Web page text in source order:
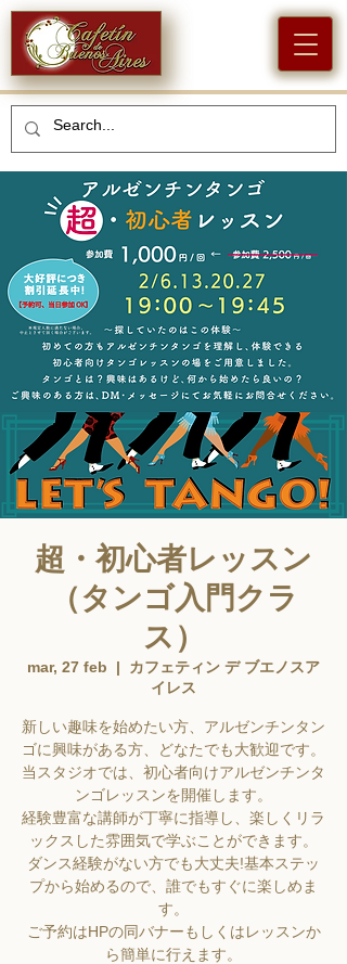
超・初心者レッスン
（タンゴ入門クラ
ス）
mar, 27 feb
  |
カフェティン デ ブエノスア
イレス
新しい趣味を始めたい方、アルゼンチンタン
ゴに興味がある方、どなたでも大歓迎です。
当スタジオでは、初心者向けアルゼンチンタ
ンゴレッスンを開催します。
経験豊富な講師が丁寧に指導し、楽しくリラ
ックスした雰囲気で学ぶことができます。
ダンス経験がない方でも大丈夫!基本ステッ
プから始めるので、誰でもすぐに楽しめま
す。
ご予約はHPの同バナーもしくはレッスンか
ら簡単に行えます。